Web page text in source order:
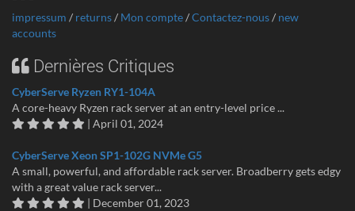
impressum / returns/ Mon compte/Contactez-nous/ new
accounts
Dernières Critiques
CyberServe Ryzen RY1-104A
A core-heavy Ryzen rack server at an entry-level price ...
| April 01, 2024
CyberServe Xeon SP1-102G NVMe G5
A small, powerful, and affordable rack server. Broadberry gets edgy
with a great value rack server...
| December 01, 2023